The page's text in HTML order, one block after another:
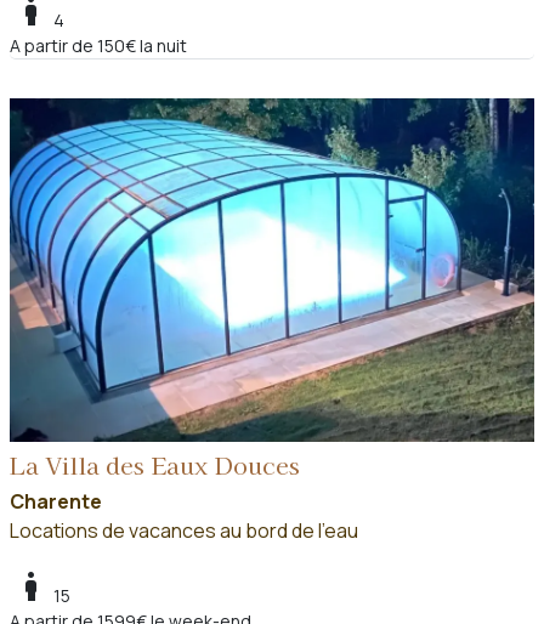
boy
4
A partir de 150€ la nuit
La Villa des Eaux Douces
Charente
Locations de vacances au bord de l'eau
boy
15